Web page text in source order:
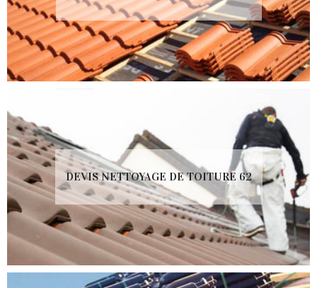
DEVIS NETTOYAGE DE TOITURE 62